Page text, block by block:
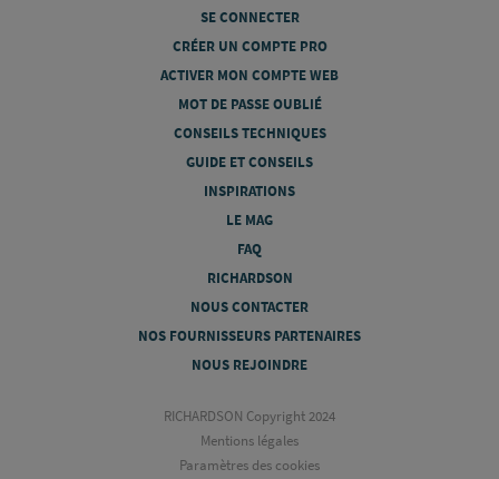
SE CONNECTER
CRÉER UN COMPTE PRO
ACTIVER MON COMPTE WEB
MOT DE PASSE OUBLIÉ
CONSEILS TECHNIQUES
GUIDE ET CONSEILS
INSPIRATIONS
LE MAG
FAQ
RICHARDSON
NOUS CONTACTER
NOS FOURNISSEURS PARTENAIRES
NOUS REJOINDRE
RICHARDSON Copyright 2024
Mentions légales
Paramètres des cookies